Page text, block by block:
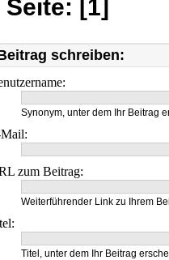
Seite: [1]
schreiben:
Synonym, unter dem Ihr Beitrag
zum Beitrag:
Weiterführender Link zu Ihrem
Titel, unter dem Ihr Beitrag